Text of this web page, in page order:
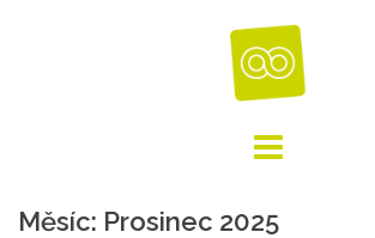
Měsíc: Prosinec 2025